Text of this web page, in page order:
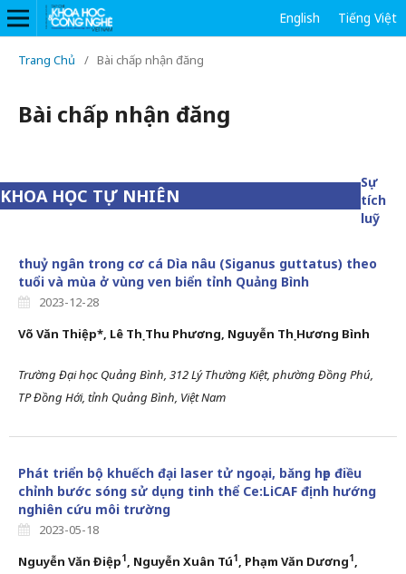
Tiếng Việt
English
Trang Chủ / Bài chấp nhận đăng
Bài chấp nhận đăng
KHOA HỌC TỰ NHIÊN
Sự
tích
luỹ
thuỷ ngân trong cơ cá Dìa nâu (Siganus guttatus) theo
tuổi và mùa ở vùng ven biển tỉnh Quảng Bình
2023-12-28
Võ Văn Thiệp*, Lê Thị Thu Phương, Nguyễn Thị Hương Bình
Trường Đại học Quảng Bình, 312 Lý Thường Kiệt, phường Đồng Phú,
TP Đồng Hới, tỉnh Quảng Bình, Việt Nam
Phát triển bộ khuếch đại laser tử ngoại, băng hẹp điều
chỉnh bước sóng sử dụng tinh thể Ce:LiCAF định hướng
nghiên cứu môi trường
2023-05-18
Nguyễn Văn Điệp1 , Nguyễn Xuân Tú1 , Phạm Văn Dương1 ,